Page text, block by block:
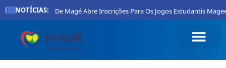
NOTÍCIAS:
Prefeitura De Magé Abre Inscrições Para Os Jogos Estudantis